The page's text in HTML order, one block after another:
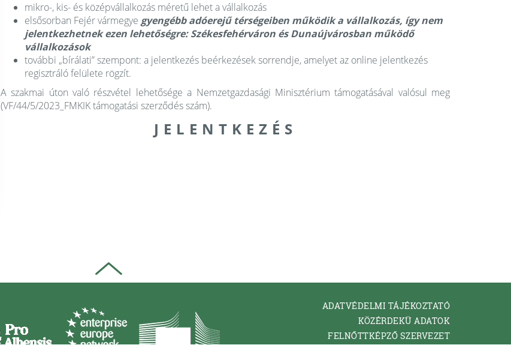
mikro-, kis- és középvállalkozás méretű leheta vállalkozás
elsősorban Fejér vármegye gyengébb adóerejű térségeiben működik a vállalkozás, így nem
jelentkezhetnek ezen lehetőségre: Székesfehérváron és Dunaújvárosban működő
vállalkozások
további „bírálati” szempont: a jelentkezés beérkezések sorrendje, amelyet az online jelentkezés
regisztráló felülete rögzít.
A szakmai úton való részvétel lehetősége a Nemzetgazdasági Minisztérium támogatásával valósul meg
(VF/44/5/2023_FMKIK támogatási szerződés szám).
J E L E N T K E Z É S
ADATVÉDELMI TÁJÉKOZTATÓ
KÖZÉRDEKÜ ADATOK
FELNŐTTKÉPZŐ SZERVEZET